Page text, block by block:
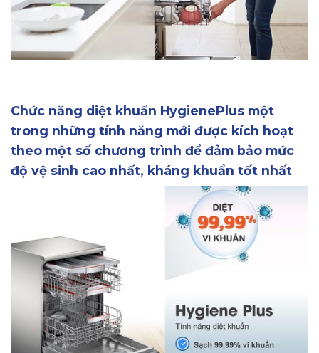
Chức năng diệt khuẩn HygienePlus một
trong những tính năng mới được kích hoạt
theo một số chương trình để đảm bảo mức
độ vệ sinh cao nhất, kháng khuẩn tốt nhất